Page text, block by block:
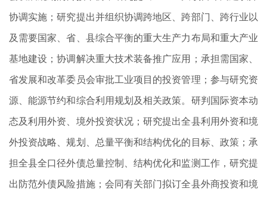
协调实施；研究提出并组织协调跨地区、跨部门、跨行业以
及需要国家、省、县综合平衡的重大生产力布局和重大产业
基地建设；协调解决重大技术装备推广应用；承担需国家、
省发展和改革委员会审批工业项目的投资管理；参与研究资
源、能源节约和综合利用规划及相关政策。研判国际资本动
态及利用外资、境外投资状况；研究提出全县利用外资和境
外投资战略、规划、总量平衡和结构优化的目标、政策；承
担全县全口径外债总量控制、结构优化和监测工作，研究提
出防范外债风险措施；会同有关部门拟订全县外商投资和境